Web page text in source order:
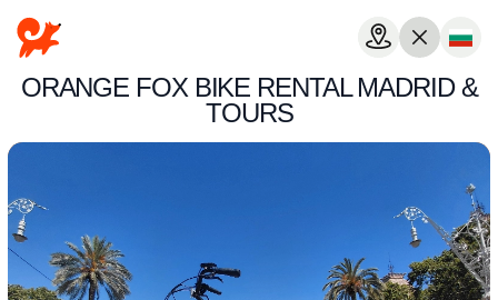
ORANGE FOX BIKE RENTAL MADRID &
TOURS